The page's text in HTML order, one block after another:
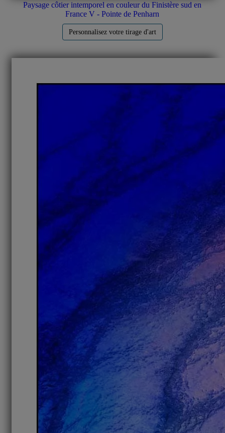
Paysage côtier intemporel en couleur du Finistère sud en
France V - Pointe de Penharn
Personnalisez votre tirage d'art